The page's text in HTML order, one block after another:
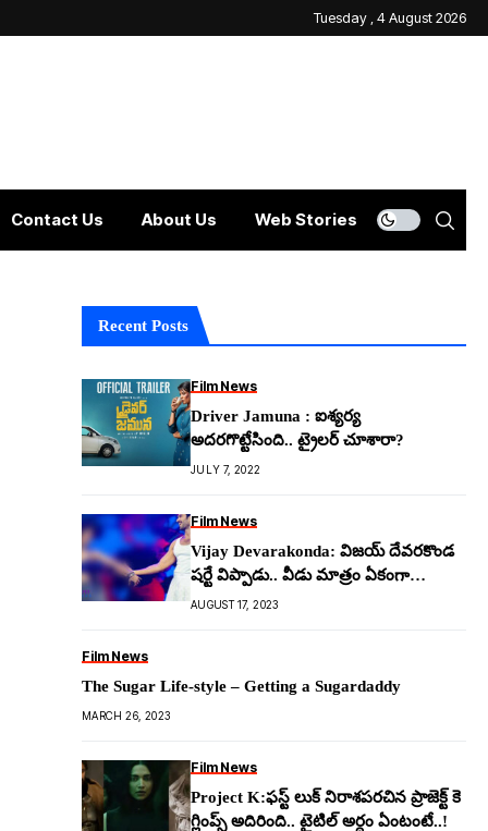
Tuesday , 4 August 2026
Contact Us About Us Web Stories
Recent Posts
Film News
Driver Jamuna : ఐశ్యర్య
అదరగొట్టేసింది.. ట్రైలర్ చూశారా?
JULY 7, 2022
Film News
Vijay Devarakonda: విజ‌య్ దేవ‌ర‌కొండ
ష‌ర్టే విప్పాడు.. వీడు మాత్రం ఏకంగా
హీరోయిన్ చీరే లాగేశాడుగా..!
AUGUST 17, 2023
Film News
The Sugar Life-style – Getting a Sugardaddy
MARCH 26, 2023
Film News
Project K:ఫ‌స్ట్ లుక్ నిరాశ‌ప‌ర‌చిన ప్రాజెక్ట్ కె
గ్లింప్స్ అదిరింది.. టైటిల్ అర్ధం ఏంటంటే..!